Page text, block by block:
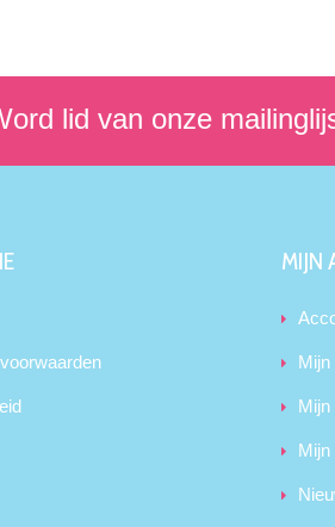
lid van onze
MIJN
Mijn
Mijn
Mijn